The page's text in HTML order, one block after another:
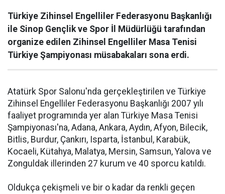
Türkiye Zihinsel Engelliler Federasyonu Başkanlığı
ile Sinop Gençlik ve Spor İl Müdürlüğü tarafından
organize edilen Zihinsel Engelliler Masa Tenisi
Türkiye Şampiyonası müsabakaları sona erdi.
Atatürk Spor Salonu'nda gerçekleştirilen ve Türkiye
Zihinsel Engelliler Federasyonu Başkanlığı 2007 yılı
faaliyet programında yer alan Türkiye Masa Tenisi
Şampiyonası'na, Adana, Ankara, Aydın, Afyon, Bilecik,
Bitlis, Burdur, Çankırı, Isparta, İstanbul, Karabük,
Kocaeli, Kütahya, Malatya, Mersin, Samsun, Yalova ve
Zonguldak illerinden 27 kurum ve 40 sporcu katıldı.
Oldukça çekişmeli ve bir o kadar da renkli geçen